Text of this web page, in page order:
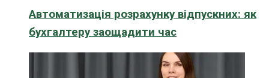
Автоматизація розрахунку відпускних: як
бухгалтеру заощадити час